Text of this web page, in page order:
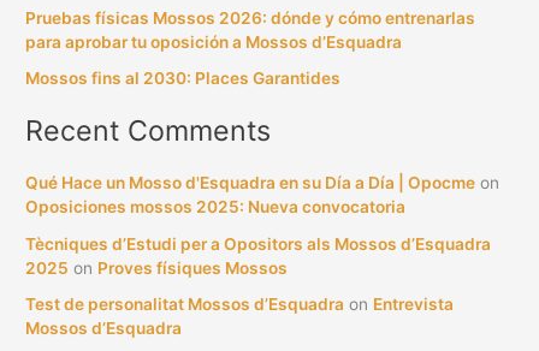
:
Pruebas físicas Mossos 2026: dónde y cómo entrenarlas
para aprobar tu oposición a Mossos d’Esquadra
Mossos fins al 2030: Places Garantides
Recent Comments
Qué Hace un Mosso d'Esquadra en su Día a Día | Opocme on
Oposiciones mossos 2025: Nueva convocatoria
Tècniques d’Estudi per a Opositors als Mossos d’Esquadra
2025 on Proves físiques Mossos
Test de personalitat Mossos d’Esquadra on Entrevista
Mossos d’Esquadra